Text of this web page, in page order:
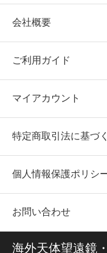
会社概要
ご利用ガイド
マイアカウント
特定商取引法に基づ
個人情報保護ポリシ
お問い合わせ
海外天体望遠鏡